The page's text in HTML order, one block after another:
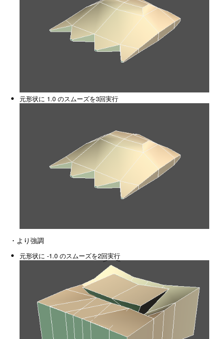
元形状に 1.0 のスムーズを3回実行
・より強調
元形状に -1.0 のスムーズを2回実行